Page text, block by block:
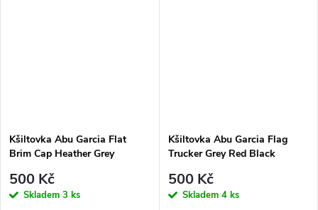
Kšiltovka Abu Garcia Flat
Brim Cap Heather Grey
500 Kč
Skladem 3 ks
Kšiltovka Abu Garcia Flag
Trucker Grey Red Black
500 Kč
Skladem 4 ks